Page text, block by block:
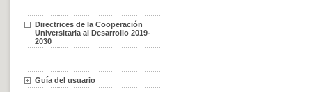
Directrices de la Cooperación
Universitaria al Desarrollo 2019-
2030
Guía del usuario